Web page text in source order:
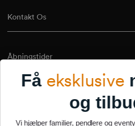
Kontakt Os
Åbningstider
Tilmeld Dig Vores Nyhedsbrev
Få eksklusive
og
Vi hjælper familier, pendlere og